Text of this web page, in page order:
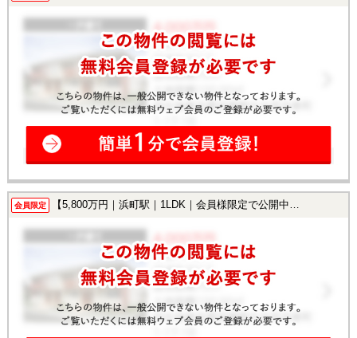
会員限定 【5,800万円｜浜町駅｜1LDK｜会員様限定で公開中！】